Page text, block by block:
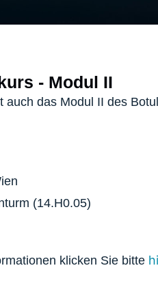
- Modul II
das Modul II des
(14.H0.05)
klicken Sie bitte